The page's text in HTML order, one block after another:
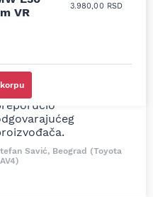
VR
3.980,00 RSD
prodavci.
za moju
Tojotu, ali me je Miloš
istražio i
Savić, Beograd (Toyota